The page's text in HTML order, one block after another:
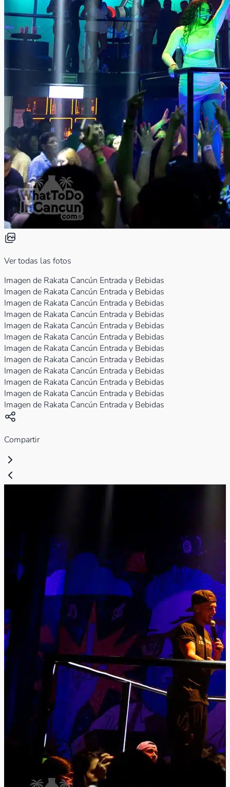
Ver todas las fotos
Imagen de Rakata Cancún Entrada y Bebidas
Imagen de Rakata Cancún Entrada y Bebidas
Imagen de Rakata Cancún Entrada y Bebidas
Imagen de Rakata Cancún Entrada y Bebidas
Imagen de Rakata Cancún Entrada y Bebidas
Imagen de Rakata Cancún Entrada y Bebidas
Imagen de Rakata Cancún Entrada y Bebidas
Imagen de Rakata Cancún Entrada y Bebidas
Imagen de Rakata Cancún Entrada y Bebidas
Imagen de Rakata Cancún Entrada y Bebidas
Imagen de Rakata Cancún Entrada y Bebidas
Imagen de Rakata Cancún Entrada y Bebidas
Compartir